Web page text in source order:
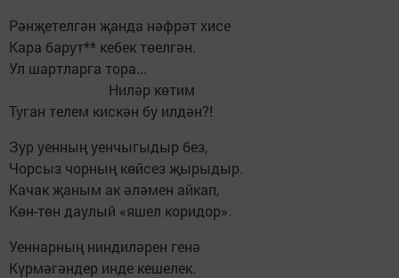
Рәнҗетелгән җанда нәфрәт хисе
Кара барут** кебек төелгән.
Ул шартларга тора...
Ниләр көтим
Туган телем кискән бу илдән?!
Зур уенның уенчыгыдыр без,
Чорсыз чорның көйсез җырыдыр.
Качак җаным ак әләмен айкап,
Көн-төн даулый «яшел коридор».
Уеннарның ниндиләрен генә
Күрмәгәндер инде кешелек.